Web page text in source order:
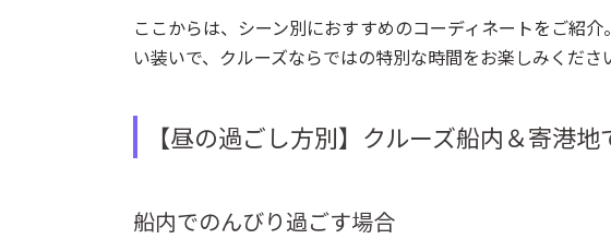
ここからは、シーン別におすすめのコーディネートをご紹
い装いで、クルーズならではの特別な時間をお楽しみくださ
【昼の過ごし方別】クルーズ船内＆寄港
船内でのんびり過ごす場合